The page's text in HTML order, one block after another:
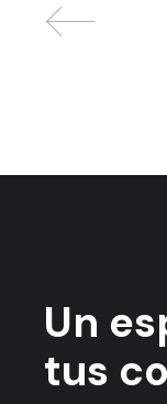
Un
tus